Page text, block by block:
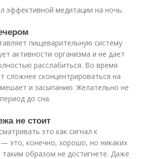
эффективной медитации на ночь.
пищеварительную систему
активности организма и не дает
расслабиться. Во время
сложнее сконцентрироваться на
и засыпанию. Желательно не
до сна.
не стоит
это как сигнал к
это, конечно, хорошо, но никаких
образом не достигнете. Даже